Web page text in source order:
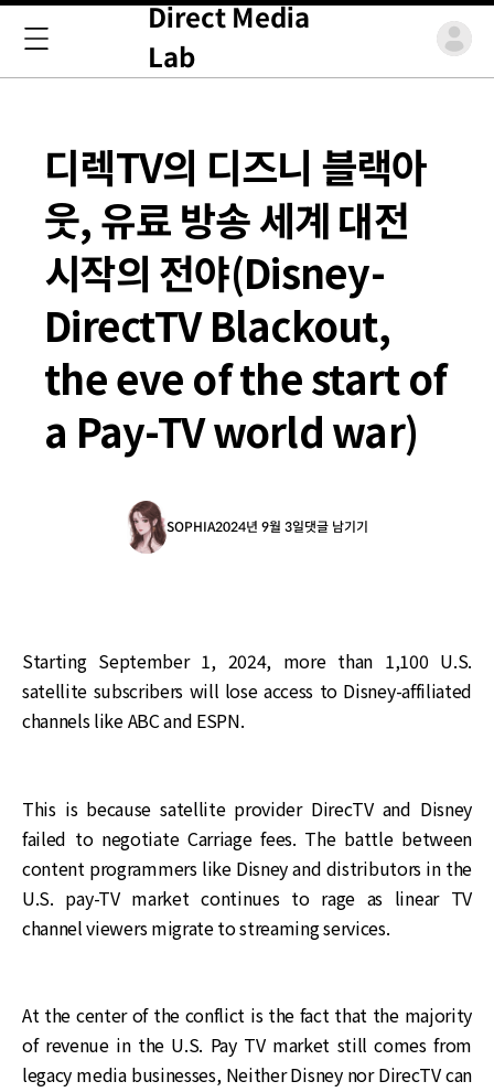
Direct Media
Lab
디렉TV의 디즈니 블랙아
웃, 유료 방송 세계 대전
시작의 전야(Disney-
DirectTV Blackout,
the eve of the start of
a Pay-TV world war)
SOPHIA2024년 9월 3일댓글 남기기
Starting September 1, 2024, more than 1,100 U.S.
satellite subscribers will lose access to Disney-affiliated
channels like ABC and ESPN.
This is because satellite provider DirecTV and Disney
failed to negotiate Carriage fees. The battle between
content programmers like Disney and distributors in the
U.S. pay-TV market continues to rage as linear TV
channel viewers migrate to streaming services.
At the center of the conflict is the fact that the majority
of revenue in the U.S. Pay TV market still comes from
legacy media businesses, Neither Disney nor DirecTV can